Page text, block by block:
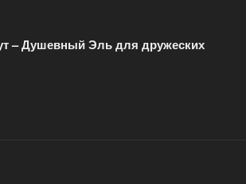
– Душевный Эль для дружеских